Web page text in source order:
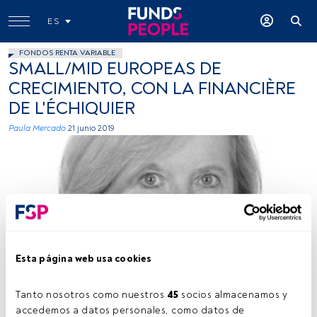
Esta página web usa cookies
Tanto nosotros como nuestros 45 socios almacenamos y
accedemos a datos personales, como datos de
ES
FONDOS RENTA VARIABLE
SMALL/MID EUROPEAS DE
CRECIMIENTO, CON LA FINANCIÈRE
DE L'ÉCHIQUIER
Paula Mercado 21 junio 2019
Vdos
Tiempo lectura: 5 min.